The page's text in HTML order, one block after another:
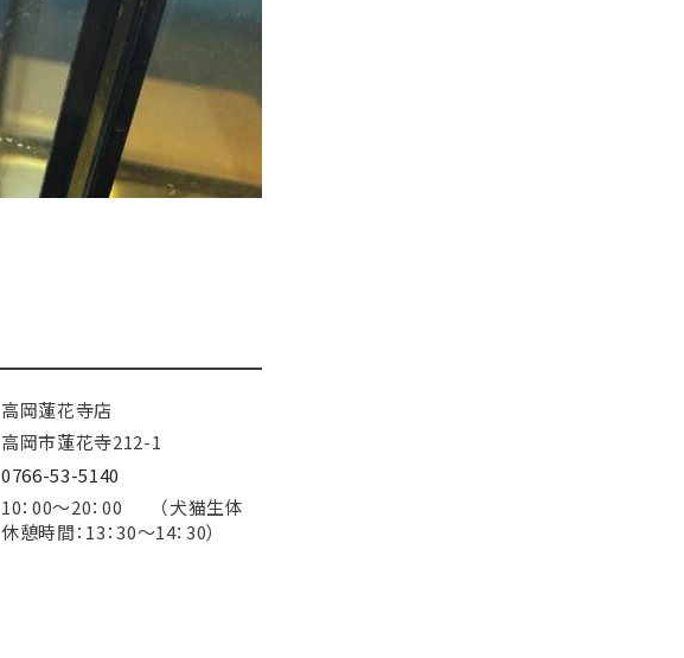
高岡蓮花寺店
高岡市蓮花寺212-1
0766-53-5140
10：00～20：00 （犬猫生体
休憩時間：13：30～14：30）